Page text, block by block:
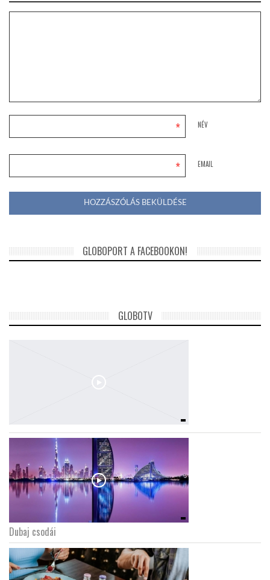
NÉV
*
EMAIL
*
GLOBOPORT A FACEBOOKON!
GLOBOTV
Dubaj csodái